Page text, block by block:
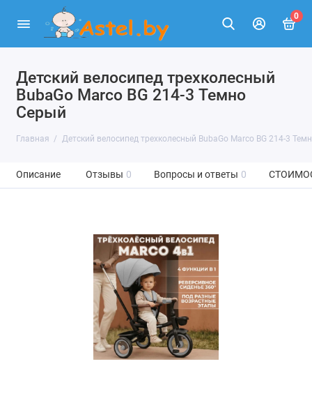
0
Детский велосипед трехколесный
BubaGo Marco BG 214-3 Темно
Серый
Главная Детский велосипед трехколесный BubaGo Marco BG 214-3
Описание Отзывы 0 Вопросы и ответы 0